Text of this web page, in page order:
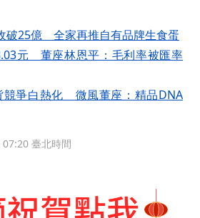
破25億 全家再推自有品牌生食蛋
元 董座林恩平：毛利率被匯率
競爭白熱化 微風董座：精品DNA
臺北時間